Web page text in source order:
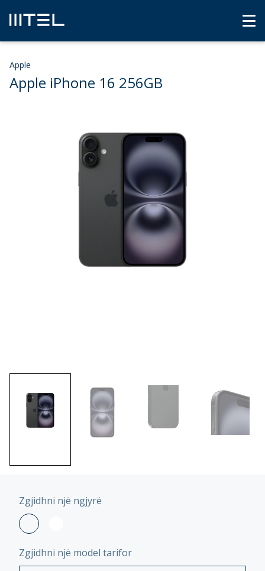
Apple
Apple iPhone 16 256GB
Zgjidhni një ngjyrë
Zgjidhni një model tarifor